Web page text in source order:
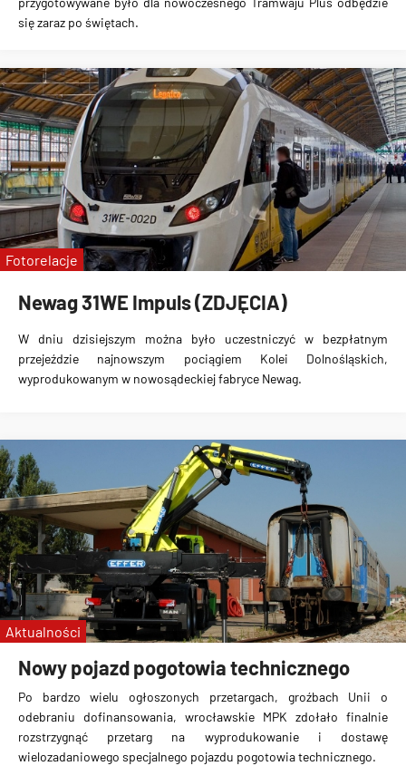
się zaraz po świętach.
Newag 31WE Impuls (ZDJĘCIA)
W dniu dzisiejszym można było uczestniczyć w bezpłatnym
przejeździe najnowszym pociągiem Kolei Dolnośląskich,
wyprodukowanym w nowosądeckiej fabryce Newag.
Fotorelacje
Nowy pojazd pogotowia technicznego
Po bardzo wieluogłoszonych przetargach, groźbach Unii o
odebraniu dofinansowania, wrocławskie MPK zdołało finalnie
rozstrzygnąć przetarg na wyprodukowanie i dostawę
wielozadaniowego specjalnego pojazdu pogotowia technicznego.
Aktualności